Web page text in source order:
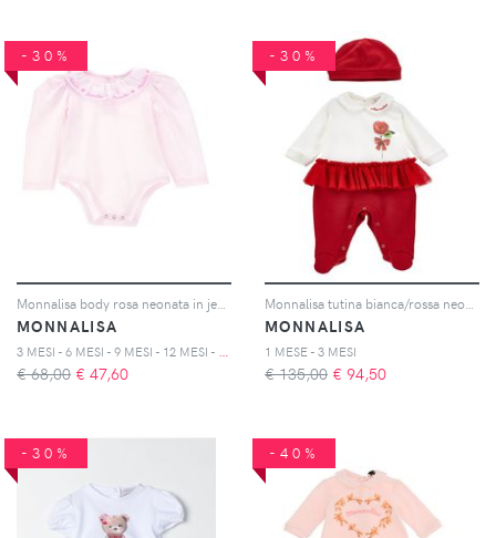
-30%
MONNALISA
3
MESI - 6 MESI - 9 MESI - 12 MESI - 18 MESI - 24 MESI - 36 MESI
€ 68,00 € 47,60
-30%
MONNALISA
1 MESE - 3 MESI
€ 135,00 € 94,50
-30% -40%